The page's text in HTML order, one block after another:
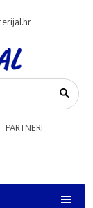
PARTNERI